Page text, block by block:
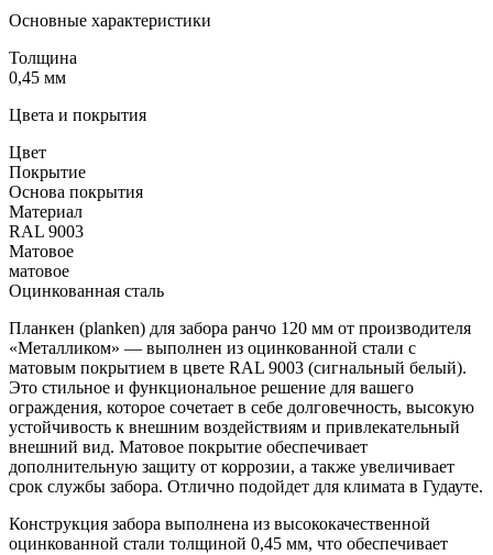
Основные характеристики
Толщина
0,45 мм
Цвета и покрытия
Цвет
Покрытие
Основа покрытия
Материал
RAL 9003
Матовое
матовое
Оцинкованная сталь
Планкен (planken) для забора ранчо 120 мм от производителя
«Металликом» — выполнен из оцинкованной стали с
матовым покрытием в цвете RAL 9003 (сигнальный белый).
Это стильное и функциональное решение для вашего
ограждения, которое сочетает в себе долговечность, высокую
устойчивость к внешним воздействиям и привлекательный
внешний вид. Матовое покрытие обеспечивает
дополнительную защиту от коррозии, а также увеличивает
срок службы забора. Отлично подойдет для климата в Гудауте.
Конструкция забора выполнена из высококачественной
оцинкованной стали толщиной 0,45 мм, что обеспечивает